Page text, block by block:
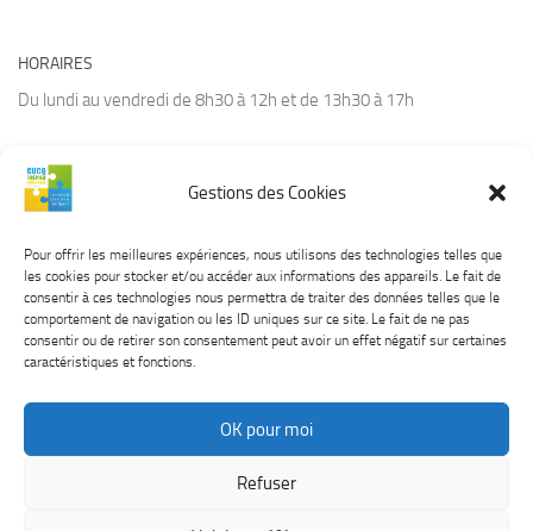
Gestions des Cookies
Pour offrir les meilleures expériences, nous utilisons des technologies telles que
les cookies pour stocker et/ou accéder aux informations des appareils. Le fait de
consentir à ces technologies nous permettra de traiter des données telles que le
comportement de navigation ou les ID uniques sur ce site. Le fait de ne pas
consentir ou de retirer son consentement peut avoir un effet négatif sur certaines
caractéristiques et fonctions.
OK pour moi
Refuser
HORAIRES
Du lundi au vendredi de 8h30 à 12h et de 13h30 à 17h
CONTACT
Courriel : contact@cucq.fr
Site Internet : www.cucq.fr
CUCQ TREPIED STELLA © 2026. Tous droits réservés.